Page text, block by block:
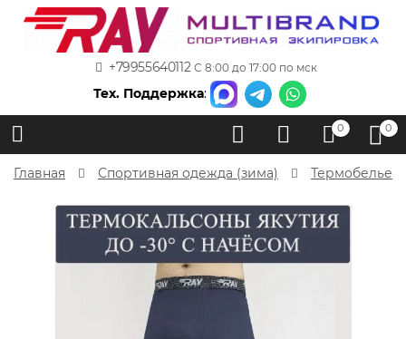
+79955640112 С 8:00 до 17:00 по мск
Тех. Поддержка:
0 0
Главная Спортивная одежда (зима) Термобелье